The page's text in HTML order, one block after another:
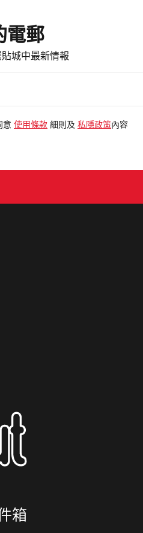
電郵
城中最新情報
意 使用條款 細則及 私隱政策 內容
箱